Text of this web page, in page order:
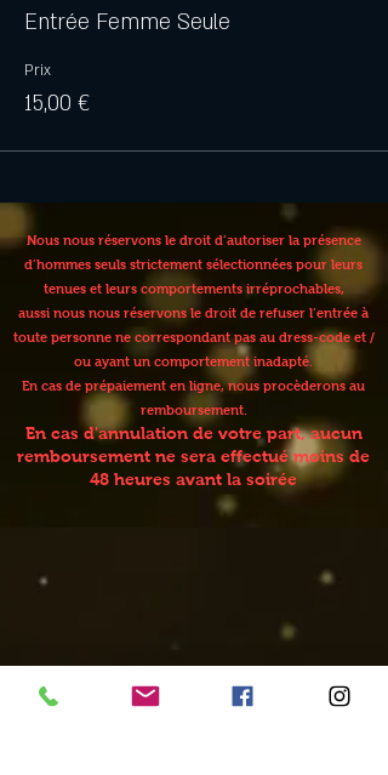
Entrée Femme Seule
Prix
15,00 €
Nous nous réservons le droit d’autoriser la présence
d’hommes seuls strictement sélectionnées pour leurs
tenues et leurs comportements irréprochables,
aussi nous nous réservons le droit de refuser l’entrée à
toute personne ne correspondant pas au dress-code et /
ou ayant un comportement inadapté.
En cas de prépaiement en ligne, nous procèderons au
remboursement.
En cas d'annulation de votre part, aucun
remboursement ne sera effectué moins de
48 heures avant la soirée